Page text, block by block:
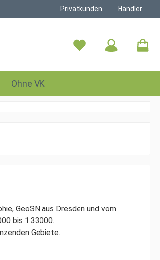
Privatkunden Händler
Ohne VK
GeoSN aus Dresden und vom
bis 1:33000.
Gebiete.